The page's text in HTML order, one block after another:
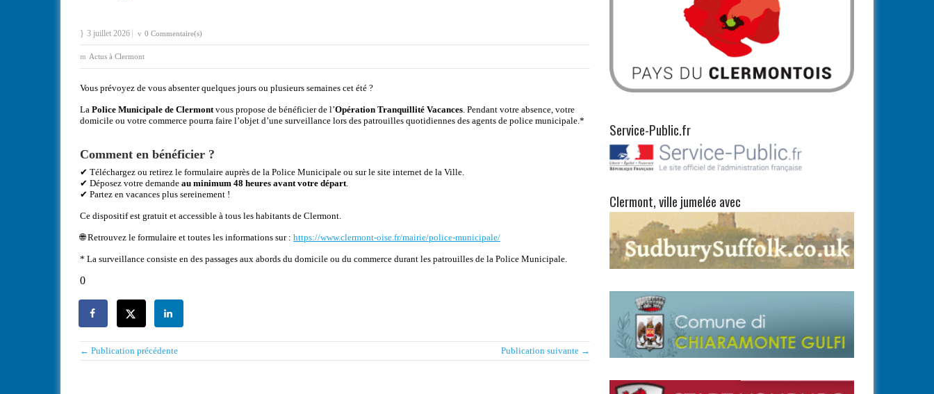
3 juillet 2026 0 Commentaire(s)
Actus à Clermont
Vous prévoyez de vous absenter quelques jours ou plusieurs semaines cet été ?
La Police Municipale de Clermont vous propose de bénéficier de l’Opération Tranquillité Vacances . Pendant votre absence, votre
domicile ou votre commerce pourra faire l’objet d’une surveillance lors des patrouilles quotidiennes des agents de police municipale.*
Comment en bénéficier ?
✔ Téléchargez ou retirez le formulaire auprès de la Police Municipale ou sur le site internet de la Ville.
✔ Déposez votre demande au minimum 48 heures avant votre départ
✔ Partez en vacances plus sereinement !
Ce dispositif est gratuit et accessible à tous les habitants de Clermont.
🌐 Retrouvez le formulaire et toutes les informations sur : https://www.clermont-oise.fr/mairie/police-municipale/
* La surveillance consiste en des passages aux abords du domicile ou du commerce durant les patrouilles de la Police Municipale.
0
← Publication précédente Publication suivante →
Service-Public.fr
Clermont, ville jumelée avec